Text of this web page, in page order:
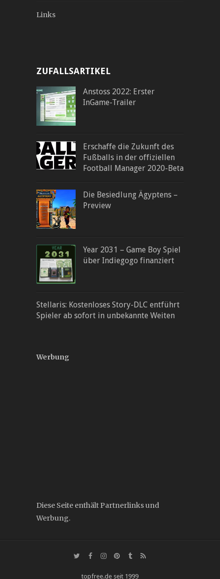
Links
ZUFALLSARTIKEL
Anstoss 2022: Erster
InGame-Trailer
Erschaffe die Zukunft des
Fußballs in der offiziellen
Football Manager 2020-Beta
Die Besiedlung Ägyptens –
Preview
Year 2031 – Game Boy Spiel
über Indiegogo finanziert
Stellaris: Kostenloses Story-DLC entführt
Spieler ab sofort in unbekannte Weiten
Werbung
Diese Seite enthält Partnerlinks und
Werbung.
topfree.de seit 1999